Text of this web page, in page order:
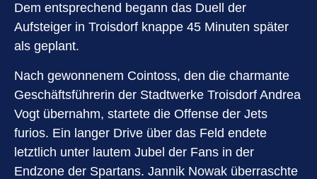
Dem entsprechend begann das Duell der
Aufsteiger in Troisdorf knappe 45 Minuten später
als geplant.
Nach gewonnenem Cointoss, den die charmante
Geschäftsführerin der Stadtwerke Troisdorf Andrea
Vogt übernahm, startete die Offense der Jets
furios. Ein langer Drive über das Feld endete
letztlich unter lautem Jubel der Fans in der
Endzone der Spartans. Jannik Nowak überraschte